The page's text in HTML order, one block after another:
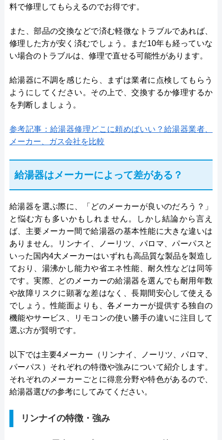
料で修理してもらえるのでお得です。
また、部品の交換などで済む軽微なトラブルであれば、
修理した方が安く済むでしょう。まだ10年も経っていな
い場合のトラブルは、修理で直せる可能性があります。
給湯器に不調を感じたら、まずは業者に点検してもらう
ようにしてください。その上で、交換するか修理するか
を判断しましょう。
参考記事：給湯器修理どこに頼めばいい？給湯器業者、
メーカー、ガス会社を比較
給湯器はメーカーによって差がある？
給湯器を選ぶ際に、「どのメーカーが良いのだろう？」
と悩む方も多いかもしれません。しかし結論から言え
ば、主要メーカー間で給湯器の基本性能に大きな違いは
ありません。リンナイ、ノーリツ、パロマ、パーパスと
いった国内4大メーカーはいずれも高品質な製品を製造し
ており、湯沸かし能力や省エネ性能、耐久性などは同等
です。実際、どのメーカーの給湯器を選んでも耐用年数
や故障リスクに顕著な差はなく、長期間安心して使える
でしょう。性能面よりも、各メーカーが提供する独自の
機能やサービス、リモコンの使い勝手の違いに注目して
選ぶ方が賢明です。
以下では主要4メーカー（リンナイ、ノーリツ、パロマ、
パーパス）それぞれの特徴や強みについて紹介します。
それぞれのメーカーごとに得意分野や特色があるので、
給湯器選びの参考にしてみてください。
リンナイの特徴・強み